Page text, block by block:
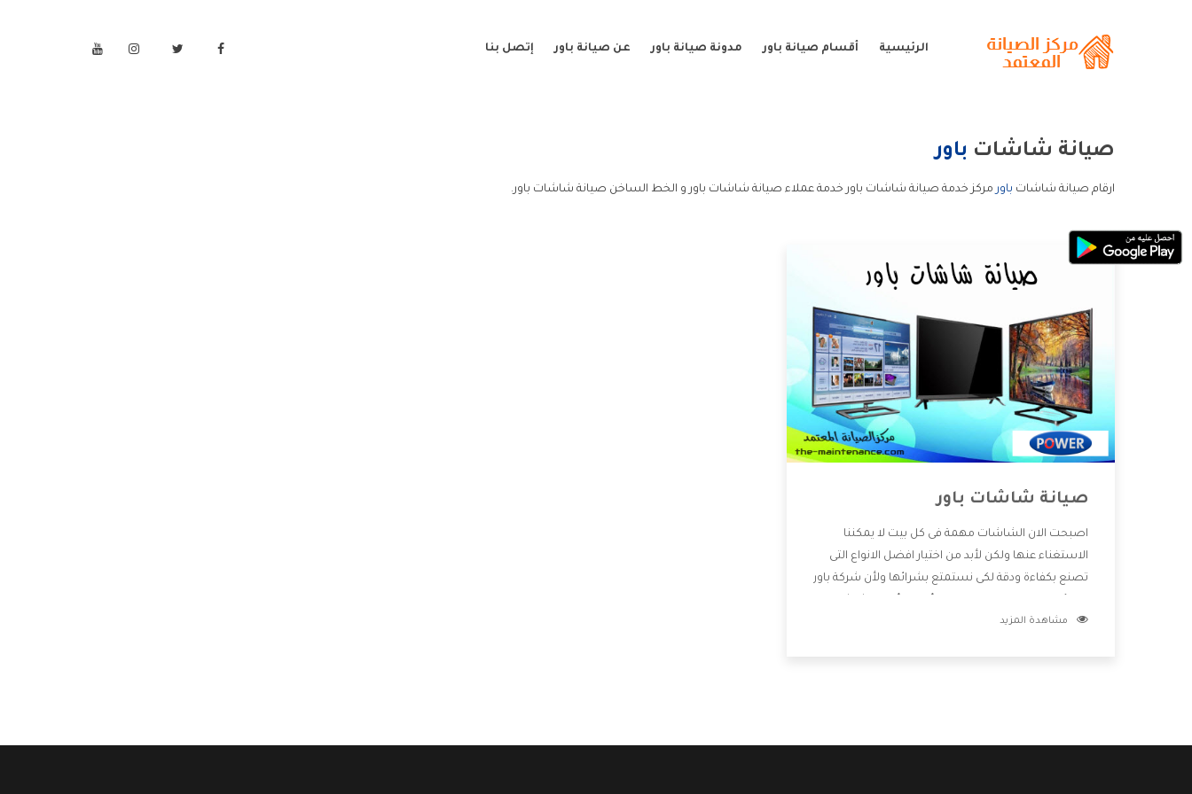
الرئيسية أقسام صيانة باور مدونة صيانة باور عن صيانة باور إتصل بنا
صيانة شاشات باور
ارقام صيانة شاشات باورمركز خدمة صيانة شاشات باور خدمة عملاء صيانة شاشات باور و الخط الساخن صيانة شاشات باور.
صيانة شاشات باور
اصبحت الان الشاشات مهمة فى كل بيت لا يمكننا
الاستغناء عنها ولكن لأبد من اختيار افضل الانواع التى
تصنع بكفاءة ودقة لكى نستمتع بشرائها ولأن شركة باور
التى تحتوى على أفضل المواصفات والإمكانيات المختلفة
مشاهدة المزيد